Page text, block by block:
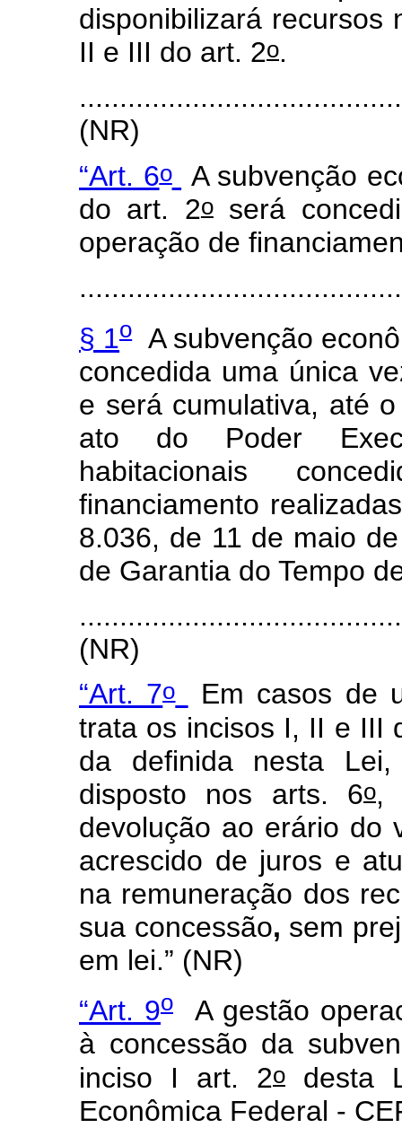
disponibilizará recursos
II e III do art. 2o.
(NR)
“Art. 6o
A subvenção
do art. 2oserá
operação de
§ 1oA subvenção
concedida uma única
e será cumulativa, até
ato do Poder
habitacionais
financiamento
8.036, de 11 de maio
de Garantia do Tempo
(NR)
“Art. 7o
Em casos de
trata os incisos I, II e III
da definida nesta
disposto nos arts. 6o,
devolução ao erário do
acrescido de juros e
na remuneração dos
sua concessão, sem
em lei.” (NR)
“Art. 9o A gestão
à concessão da
inciso I art. 2o desta
Econômica Federal -